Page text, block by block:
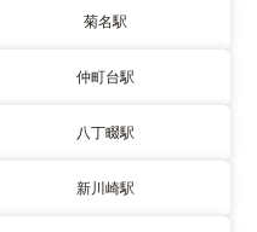
菊名駅
仲町台駅
八丁畷駅
新川崎駅